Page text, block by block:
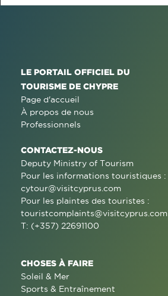
LE PORTAIL OFFICIEL DU
TOURISME DE CHYPRE
Page d'accueil
À propos de nous
Professionnels
CONTACTEZ-NOUS
Deputy Ministry of Tourism
Pour les informations touristiques :
cytour@visitcyprus.com
Pour les plaintes des touristes :
touristcomplaints@visitcyprus.com
T: (+357) 22691100
CHOSES À FAIRE
Soleil & Mer
Sports & Entraînement